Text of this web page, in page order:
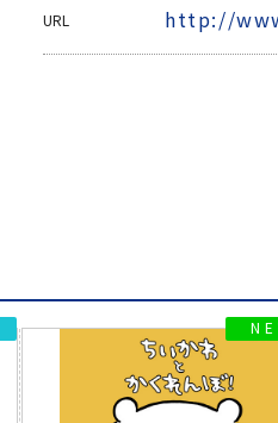
URL http://